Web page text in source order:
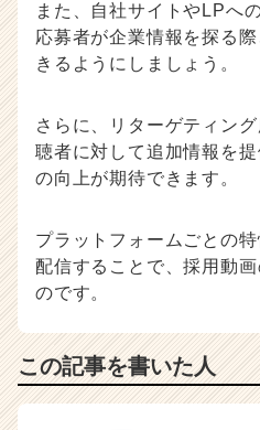
また、自社サイトやLPへ
応募者が企業情報を探る
きるようにしましょう。
さらに、リターゲティン
聴者に対して追加情報を
の向上が期待できます。
プラットフォームごとの
配信することで、採用動
のです。
この記事を書いた人